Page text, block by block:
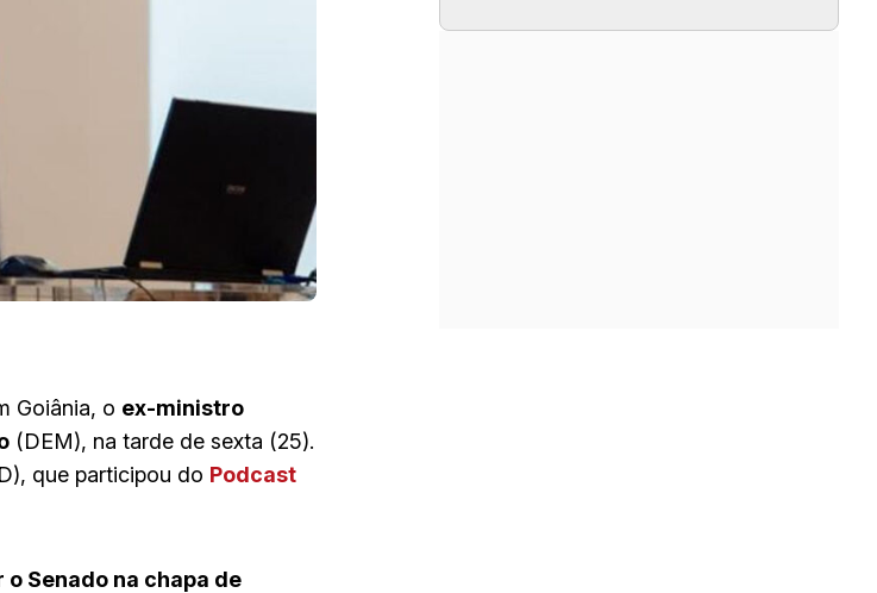
Goiânia, o ex-ministro
(DEM), na tarde de sexta (25).
que participou do Podcast
Senado na chapa de